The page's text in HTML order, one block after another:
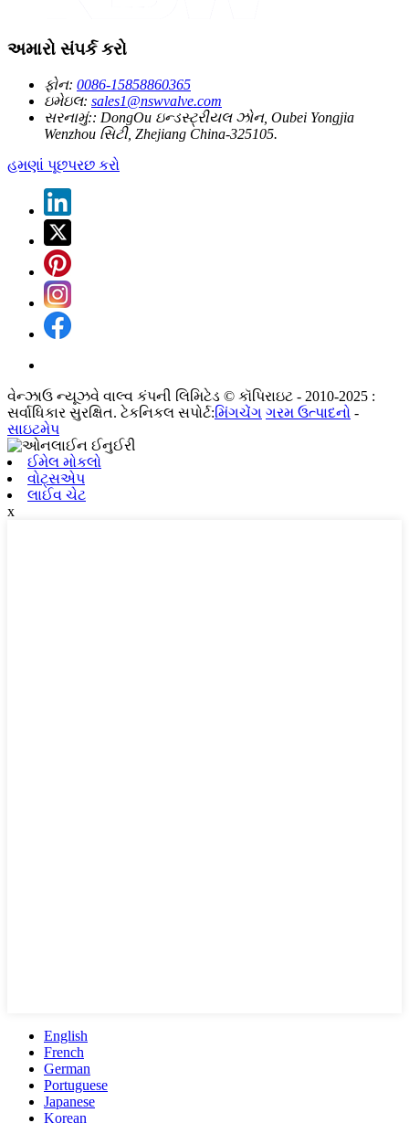
અમારો સંપર્ક કરો
ફોન: 0086-15858860365
ઇમેઇલ: sales1@nswvalve.com
સરનામું:: DongOu ઇન્ડસ્ટ્રીયલ ઝોન, Oubei Yongjia
Wenzhou સિટી, Zhejiang China-325105.
હમણાં પૂછપરછ કરો
વેન્ઝાઉ ન્યૂઝવે વાલ્વ કંપની લિમિટેડ © કૉપિરાઇટ - 2010-2025 :
સર્વાધિકાર સુરક્ષિત. ટેકનિકલ સપોર્ટ:મિંગચેંગ ગરમ ઉત્પાદનો -
સાઇટમેપ
ઈમેલ મોકલો
વોટ્સએપ
લાઈવ ચેટ
x
English
French
German
Portuguese
Japanese
Korean